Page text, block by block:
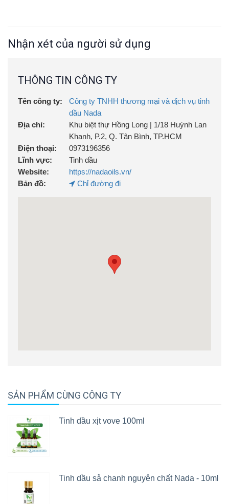
– Không chất độc hại,an toàn khi sử dụng trực tiếp
Bao bì thủy tinhcó thể tái sử dụng
đích khác nhau
–Sản phẩm từ thiên nhiên đầu tiên trên thị trường
có khả năng đuổi muỗi vượt trội
– Kiểm định chất lượng bởiQUATEST3.
Nhận xét của người sử dụng
THÔNG TIN CÔNG TY
Tên công ty:
Công ty TNHH thương mại và dịch vụ tinh
dầu Nada
Địa chỉ:
Khu biệt thự Hồng Long | 1/18 Huỳnh Lan
Khanh, P.2, Q. Tân Bình, TP.HCM
Điện thoại:
0973196356
Lĩnh vực:
Tinh dầu
Website:
https://nadaoils.vn/
Bản đồ:
Chỉ đường đi
SẢN PHẨM CÙNG CÔNG TY
Tinh dầu xịt vove 100ml
Tinh dầu sả chanh nguyên chất Nada - 10ml